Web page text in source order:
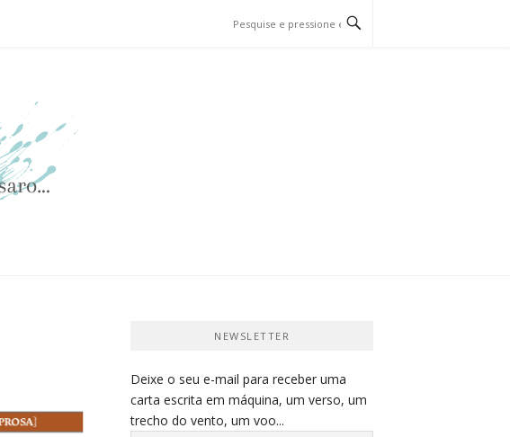
NEWSLETTER
Deixe o seu e-mail para receber uma
carta escrita em máquina, um verso, um
trecho do vento, um voo...